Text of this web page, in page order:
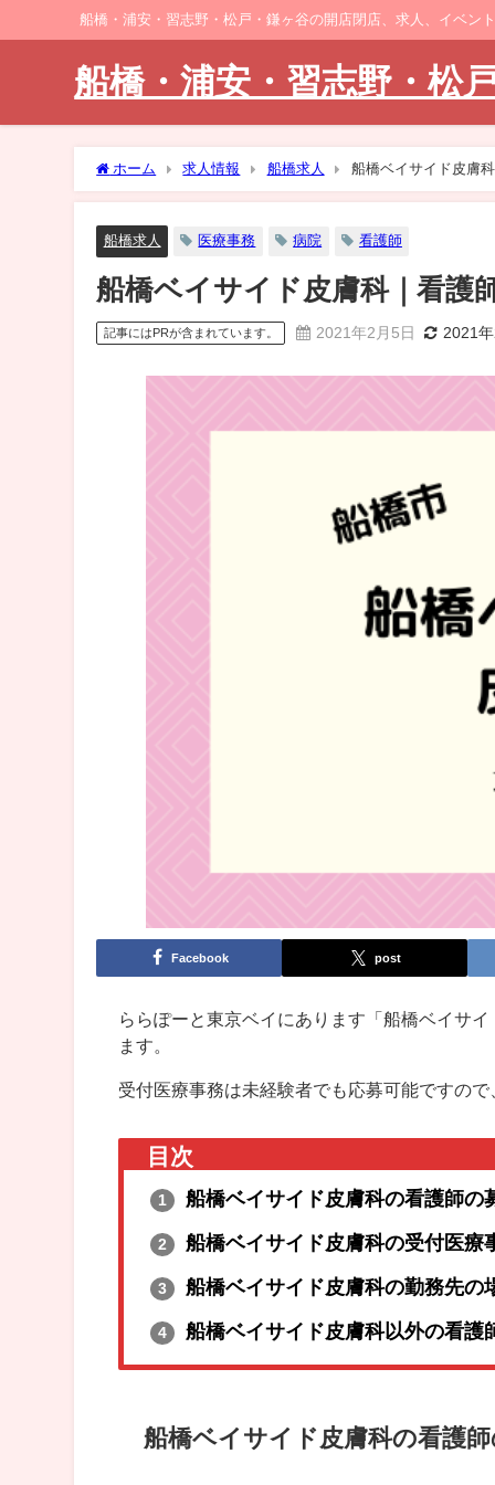
船橋・浦安・習志野・松戸・鎌ヶ谷の開店閉店、求人、イベン
船橋・浦安・習志野・松
ホーム 求人情報 船橋求人 船橋ベイサイド皮膚
船橋求人 医療事務 病院 看護師
船橋ベイサイド皮膚科｜看護
記事にはPRが含まれています。 2021年2月5日 2021
Facebook post
ららぽーと東京ベイにあります「船橋ベイサ
ます。
受付医療事務は未経験者でも応募可能ですの
目次
1 船橋ベイサイド皮膚科の看護師の
2 船橋ベイサイド皮膚科の受付医療
3 船橋ベイサイド皮膚科の勤務先の
4 船橋ベイサイド皮膚科以外の看護
船橋ベイサイド皮膚科の看護